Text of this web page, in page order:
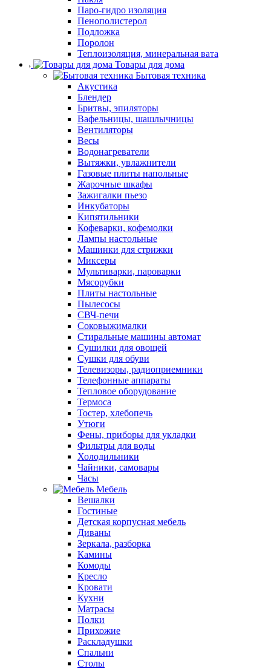
Паро-гидро изоляция
Пенополистерол
Подложка
Поролон
Теплоизоляция, минеральная вата
Товары для дома
Бытовая техника
Акустика
Блендер
Бритвы, эпиляторы
Вафельницы, шашлычницы
Вентиляторы
Весы
Водонагреватели
Вытяжки, увлажнители
Газовые плиты напольные
Жарочные шкафы
Зажигалки пьезо
Инкубаторы
Кипятильники
Кофеварки, кофемолки
Лампы настольные
Машинки для стрижки
Миксеры
Мультиварки, пароварки
Мясорубки
Плиты настольные
Пылесосы
СВЧ-печи
Соковыжималки
Стиральные машины автомат
Сушилки для овощей
Сушки для обуви
Телевизоры, радиоприемники
Телефонные аппараты
Тепловое оборудование
Термоса
Тостер, хлебопечь
Утюги
Фены, приборы для укладки
Фильтры для воды
Холодильники
Чайники, самовары
Часы
Мебель
Вешалки
Гостиные
Детская корпусная мебель
Диваны
Зеркала, разборка
Камины
Комоды
Кресло
Кровати
Кухни
Матрасы
Полки
Прихожие
Раскладушки
Спальни
Столы